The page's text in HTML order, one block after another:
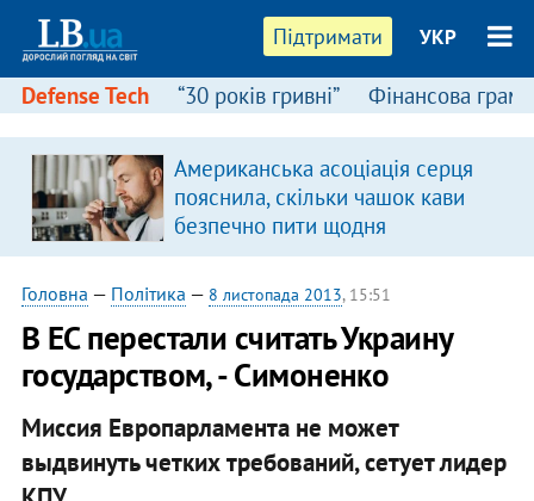
Підтримати УКР
Defense Tech “30 років гривні” Фінансова
Американська асоціація серця
пояснила, скільки чашок кави
безпечно пити щодня
Головна — Політика — 8 листопада 2013, 15:51
В ЕС перестали считать Украину
государством, - Симоненко
Миссия Европарламента не может
выдвинуть четких требований, сетует лидер